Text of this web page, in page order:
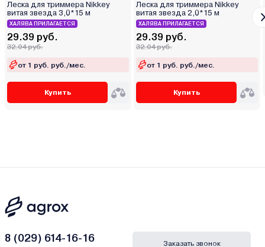
Леска для триммера Nikkey
витая звезда 3,0*15 м
ХАЛЯВА ПРИЛАГАЕТСЯ
29.39 руб.
32.04 руб.
от 1 руб. руб./мес.
Купить
Леска для триммера Nikkey
витая звезда 2,0*15 м
ХАЛЯВА ПРИЛАГАЕТСЯ
29.39 руб.
32.04 руб.
от 1 руб. руб./мес.
Купить
8 (029) 614-16-16 Заказать звонок